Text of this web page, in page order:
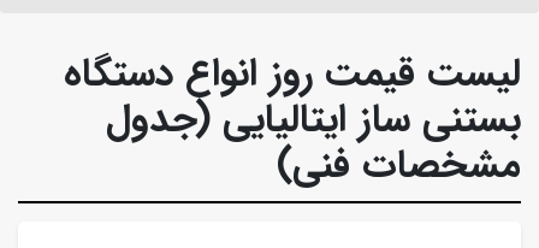
لیست قیمت روز انواع دستگاه
بستنی ساز ایتالیایی (جدول
مشخصات فنی)